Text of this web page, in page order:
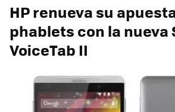
HP renueva su
phablets con la nueva
VoiceTab II